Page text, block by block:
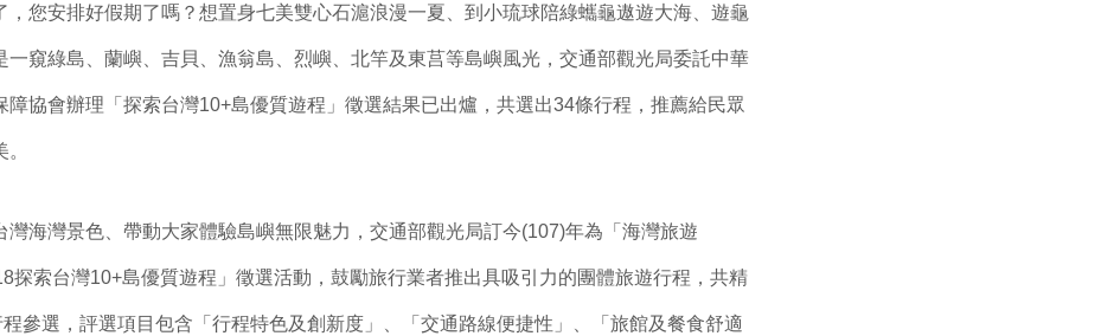
，您安排好假期了嗎？想置身七美雙心石滬浪漫一夏、到小琉球陪綠蠵龜遨遊大海、遊龜
一窺綠島、蘭嶼、吉貝、漁翁島、烈嶼、北竿及東莒等島嶼風光，交通部觀光局委託中華
障協會辦理「探索台灣10+島優質遊程」徵選結果已出爐，共選出34條行程，推薦給民眾
灣海灣景色、帶動大家體驗島嶼無限魅力，交通部觀光局訂今(107)年為「海灣旅遊
探索台灣10+島優質遊程」徵選活動，鼓勵旅行業者推出具吸引力的團體旅遊行程，共精
參選，評選項目包含「行程特色及創新度」、「交通路線便捷性」、「旅館及餐食舒適